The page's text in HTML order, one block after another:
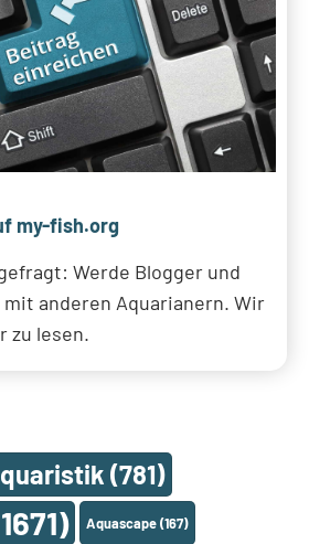
my-fish.org
Werde Blogger und
anderen Aquarianern. Wir
zu lesen.
(781)
Aquascape(167)